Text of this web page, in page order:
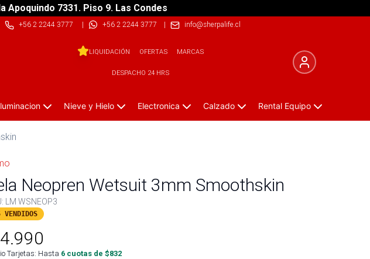
Apoquindo 7331. Piso 9. Las Condes
+56 2 2244 3777 | +56 2 2244 3777 | info@sherpalife.cl
LIQUIDACIÓN OFERTAS MARCAS
DESPACHO 24 HRS
Nieve y Hielo Electronica Calzado Rental Equipo
Neopren Wetsuit 3mm Smoothskin
LM WSNEOP3
VENDIDOS
4.990
Tarjetas: Hasta 6 cuotas de $832